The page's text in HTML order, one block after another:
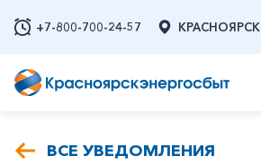
+7-800-700-24-57 КРАСНОЯРСК
ВСЕ УВЕДОМЛЕНИЯ